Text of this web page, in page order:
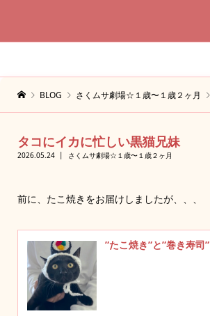
BLOG さくムサ劇場☆１歳〜１歳２ヶ月
タコにイカに忙しい黒猫兄妹
2026.05.24 さくムサ劇場☆１歳〜１歳２ヶ月
前に、たこ焼きをお届けしましたが、、、
”たこ焼き”と”巻き寿司”